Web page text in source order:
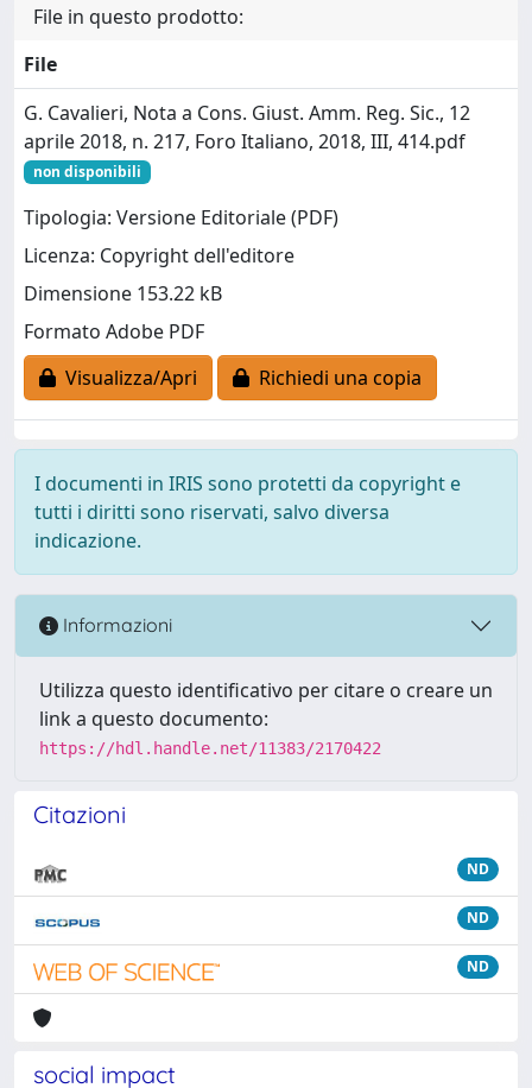
File in questo prodotto:
File
G. Cavalieri, Nota a Cons. Giust. Amm. Reg. Sic., 12
aprile 2018, n. 217, Foro Italiano, 2018, III, 414.pdf
non disponibili
Tipologia: Versione Editoriale (PDF)
Licenza: Copyright dell'editore
Dimensione 153.22 kB
Formato Adobe PDF
Visualizza/Apri
Richiedi una copia
I documenti in IRIS sono protetti da copyright e
tutti i diritti sono riservati, salvo diversa
indicazione.
Informazioni
Utilizza questo identificativo per citare o creare un
link a questo documento:
https://hdl.handle.net/11383/2170422
Citazioni
ND
ND
ND
social impact